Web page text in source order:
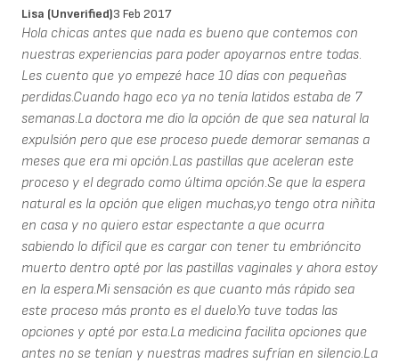
Lisa (unverified)3 Feb 2017
Hola chicas antes que nada es bueno que contemos con
nuestras experiencias para poder apoyarnos entre todas.
Les cuento que yo empezé hace 10 días con pequeñas
perdidas.Cuando hago eco ya no tenía latidos estaba de 7
semanas.La doctora me dio la opción de que sea natural la
expulsión pero que ese proceso puede demorar semanas a
meses que era mi opción.Las pastillas que aceleran este
proceso y el degrado como última opción.Se que la espera
natural es la opción que eligen muchas,yo tengo otra niñita
en casa y no quiero estar espectante a que ocurra
sabiendo lo difícil que es cargar con tener tu embrióncito
muerto dentro opté por las pastillas vaginales y ahora estoy
en la espera.Mi sensación es que cuanto más rápido sea
este proceso más pronto es el duelo.Yo tuve todas las
opciones y opté por esta.La medicina facilita opciones que
antes no se tenían y nuestras madres sufrían en silencio.La